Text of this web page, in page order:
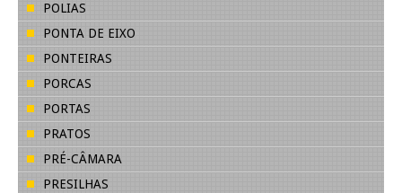
POLIAS
PONTA DE EIXO
PONTEIRAS
PORCAS
PORTAS
PRATOS
PRÉ-CÂMARA
PRESILHAS